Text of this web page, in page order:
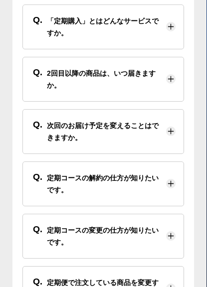
Q.
「定期購入」とはどんなサービスで
すか。
Q.
2回目以降の商品は、いつ届きます
か。
Q.
次回のお届け予定を変えることはで
きますか。
Q.
定期コースの解約の仕方が知りたい
です。
Q.
定期コースの変更の仕方が知りたい
です。
Q.
定期便で注文している商品を変更す